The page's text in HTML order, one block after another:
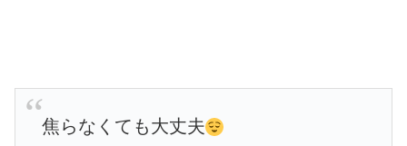
焦らなくても大丈夫